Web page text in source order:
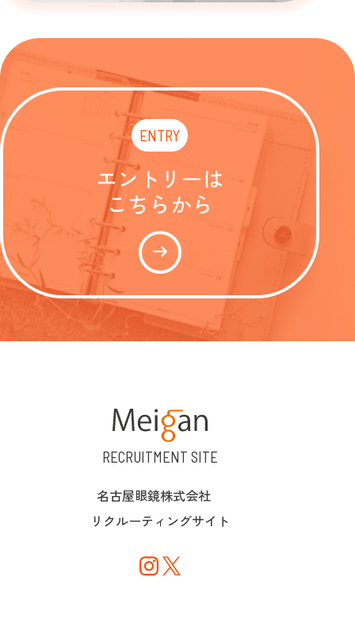
ENTRY
エントリーは
こちらから
arrow_right_alt
RECRUITMENT SITE
名古屋眼鏡株式会社
リクルーティングサイト